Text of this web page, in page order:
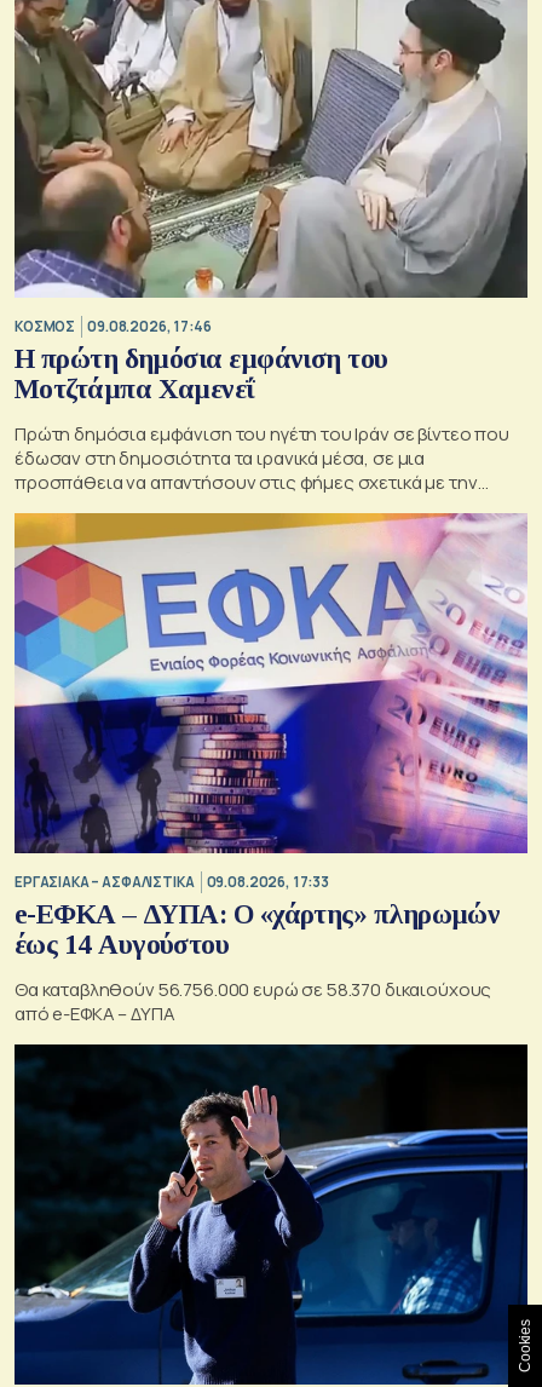
ΚΟΣΜΟΣ 09.08.2026, 17:46
Η πρώτη δημόσια εμφάνιση του
Μοτζτάμπα Χαμενεΐ
Πρώτη δημόσια εμφάνιση του ηγέτη του Ιράν σε βίντεο που
έδωσαν στη δημοσιότητα τα ιρανικά μέσα, σε μια
προσπάθεια να απαντήσουν στις φήμες σχετικά με την
ΕΡΓΑΣΙΑΚΑ – ΑΣΦΑΛΙΣΤΙΚΑ 09.08.2026, 17:33
e-ΕΦΚΑ – ΔΥΠΑ: Ο «χάρτης» πληρωμών
έως 14 Αυγούστου
Θα καταβληθούν 56.756.000 ευρώ σε 58.370 δικαιούχους
από e-ΕΦΚΑ – ΔΥΠΑ
Cookies